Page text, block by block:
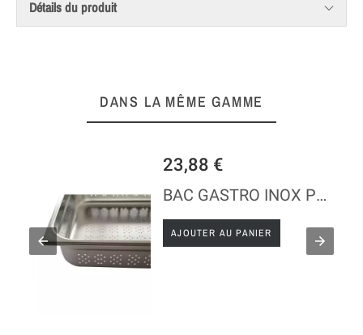
Détails du produit
DANS LA MÊME GAMME
23,88 €
BAC GASTRO INOX PERFORE 1/3
AJOUTER AU PANIER